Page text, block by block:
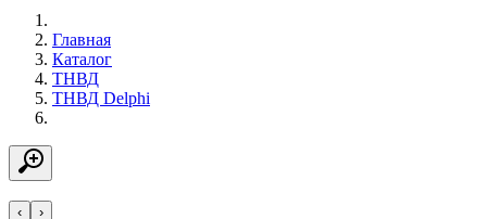
Главная
Каталог
ТНВД
ТНВД Delphi
‹ ›